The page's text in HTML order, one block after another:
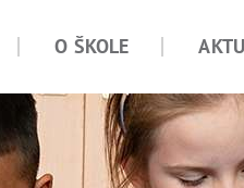
O ŠKOLE